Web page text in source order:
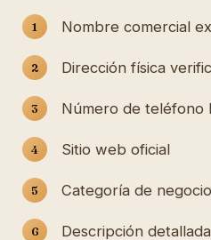
Nombre comercial
Dirección física
Número de teléfono
Sitio web oficial
Categoría de
Descripción